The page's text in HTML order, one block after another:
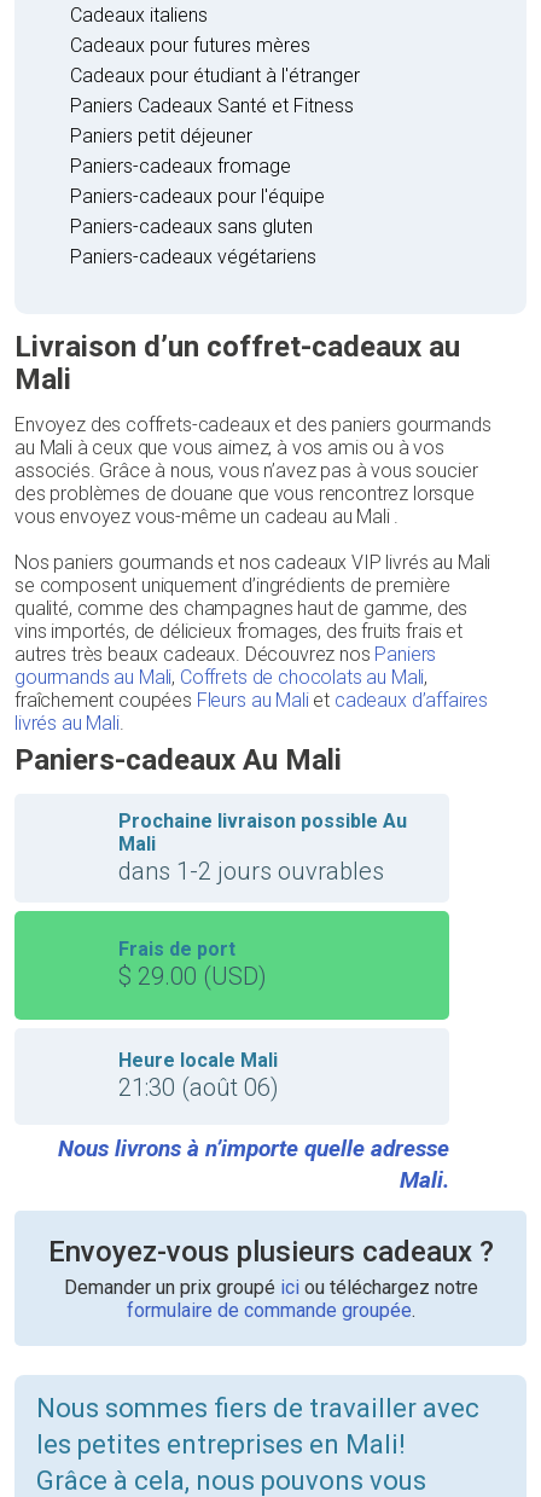
Cadeaux italiens
Cadeaux pour futures mères
Cadeaux pour étudiant à l'étranger
Paniers Cadeaux Santé et Fitness
Paniers petit déjeuner
Paniers-cadeaux fromage
Paniers-cadeaux pour l'équipe
Paniers-cadeaux sans gluten
Paniers-cadeaux végétariens
Livraison d’un coffret-cadeaux au
Mali
Envoyez des coffrets-cadeaux et des paniers gourmands
au Mali à ceux que vous aimez, à vos amis ou à vos
associés. Grâce à nous, vous n’avez pas à vous soucier
des problèmes de douane que vous rencontrez lorsque
vous envoyez vous-même un cadeau au Mali .
Nos paniers gourmands et nos cadeaux VIP livrés au Mali
se composent uniquement d’ingrédients de première
qualité, comme des champagnes haut de gamme, des
vins importés, de délicieux fromages, des fruits frais et
autres très beaux cadeaux. Découvrez nos Paniers
gourmands au Mali, Coffrets de chocolats au Mali,
fraîchement coupées Fleurs au Maliet cadeaux d’affaires
livrés au Mali.
Paniers-cadeaux Au Mali
Prochaine livraison possible Au
Mali
dans 1-2 jours ouvrables
Frais de port
$ 29.00 (USD)
Heure locale Mali
21:30 (août 06)
Nous livrons à n’importe quelle adresse
Mali.
Envoyez-vous plusieurs cadeaux ?
Demander un prix groupé iciou téléchargez notre
formulaire de commande groupée.
Nous sommes fiers de travailler avec
les petites entreprises en Mali!
Grâce à cela, nous pouvons vous